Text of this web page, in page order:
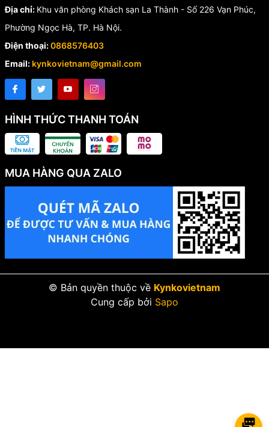
Địa chỉ: Khu văn phòng Khách sạn La Thành - Số 226 Vạn Phúc,
Phường Ngọc Hà, TP. Hà Nội.
Điện thoại:0868576403
Email: kynkovietnam@gmail.com
HÌNH THỨC THANH TOÁN
MUA HÀNG QUA ZALO
© Bản quyền thuộc về Kynkovietnam
Cung cấp bởi Sapo